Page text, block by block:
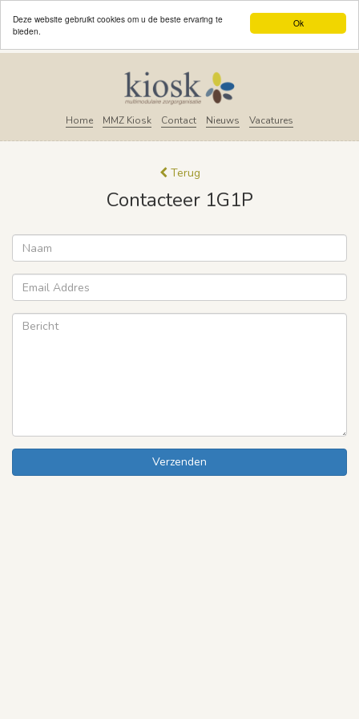
Ok
Deze website gebruikt cookies om u de beste ervaring te
bieden.
Home MMZ Kiosk Contact Nieuws Vacatures
Terug
Contacteer 1G1P